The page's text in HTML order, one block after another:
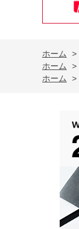
ホーム >
ホーム
>
ホーム
>